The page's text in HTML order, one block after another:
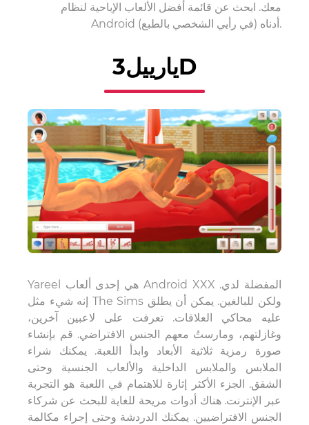
معك. ابحث عن قائمة أفضل الألعاب الإباحية لنظام
Android أدناه (في رأيي الشخصي بالطبع).
يارييل3D
Yareel هي إحدى ألعاب Android XXX المفضلة لدي.
إنه شيء مثل The Sims ولكن للبالغين. يمكن أن يطلق
عليه محاكي العلاقات. تعرفت على لاعبين آخرين،
وغازلتهم، ومارستُ معهم الجنس الافتراضي. قم بإنشاء
صورة رمزية ثلاثية الأبعاد وابدأ اللعبة. يمكنك شراء
الملابس والملابس الداخلية والألعاب الجنسية وحتى
الشقق. الجزء الأكثر إثارة للاهتمام في اللعبة هو التجربة
عبر الإنترنت. هناك أدوات مريحة للغاية للبحث عن شركاء
الجنس الافتراضيين. يمكنك الدردشة وحتى إجراء مكالمة